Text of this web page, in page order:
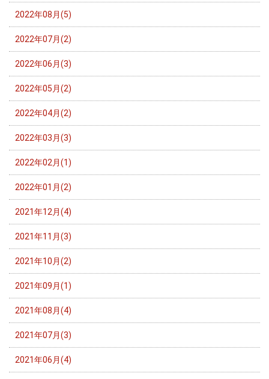
2022年08月(5)
2022年07月(2)
2022年06月(3)
2022年05月(2)
2022年04月(2)
2022年03月(3)
2022年02月(1)
2022年01月(2)
2021年12月(4)
2021年11月(3)
2021年10月(2)
2021年09月(1)
2021年08月(4)
2021年07月(3)
2021年06月(4)